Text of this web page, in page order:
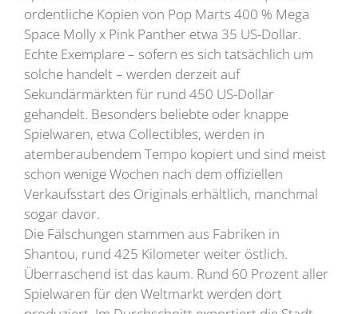
ordentliche Kopien von Pop Marts 400 % Mega
Space Molly x Pink Panther etwa 35 US-Dollar.
Echte Exemplare – sofern es sich tatsächlich um
solche handelt – werden derzeit auf
Sekundärmärkten für rund 450 US-Dollar
gehandelt. Besonders beliebte oder knappe
Spielwaren, etwa Collectibles, werden in
atemberaubendem Tempo kopiert und sind meist
schon wenige Wochen nach dem offiziellen
Verkaufsstart des Originals erhältlich, manchmal
sogar davor.
Die Fälschungen stammen aus Fabriken in
Shantou, rund 425 Kilometer weiter östlich.
Überraschend ist das kaum. Rund 60 Prozent aller
Spielwaren für den Weltmarkt werden dort